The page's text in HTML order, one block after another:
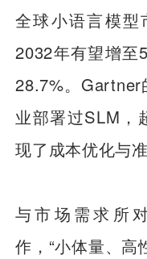
全球小语言模型
2032年有望增至
28.7%。Gartner
业部署过SLM，
现了成本优化与
与市场需求所
作，“小体量、高